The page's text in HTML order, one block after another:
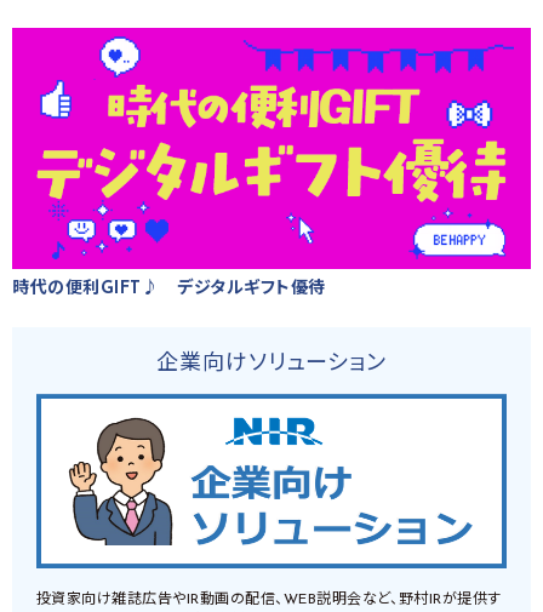
時代の便利GIFT♪ デジタルギフト優待
企業向けソリューション
投資家向け雑誌広告やIR動画の配信、WEB説明会など、野村IRが提供す